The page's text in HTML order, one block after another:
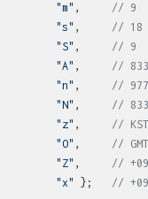
"m" , // 9
"s" , // 18
"S" , // 9
"A" , //
"n" , //
"N" , //
"z" , // KST
"O" , //
"Z" , //
"x"
}; // +09